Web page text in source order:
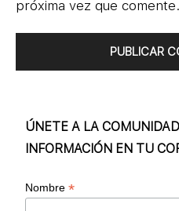
próxima vez que comente.
ÚNETE A LA
INFORMACIÓN EN TU
Nombre*